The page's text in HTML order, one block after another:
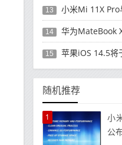
13 小米Mi 11X Pro与
14 华为MateBook X
15 苹果iOS 14.5将
随机推荐
1
小
公